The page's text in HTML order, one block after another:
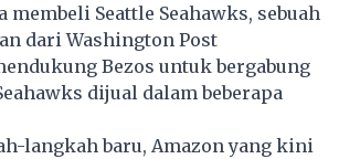
Seattle Seahawks, sebuah
dari Washington Post
Bezos untuk bergabung
dijual dalam beberapa
langkah baru, Amazon yang kini